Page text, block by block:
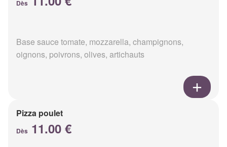
Dès
Base sauce tomate, mozzarella, champignons,
oignons, poivrons, olives, artichauts
Pizza poulet
Dès 11.00 €